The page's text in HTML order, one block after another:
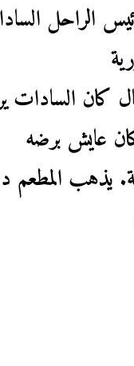
الراحل
كان السادات
عايش برضه
يذهب المطعم